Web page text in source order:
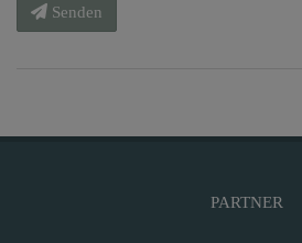
Senden
PARTNER